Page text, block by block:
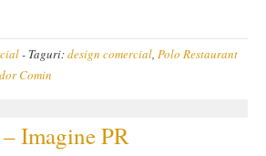
- Taguri:design comercial, Polo Restaurant
Comin
Imagine PR